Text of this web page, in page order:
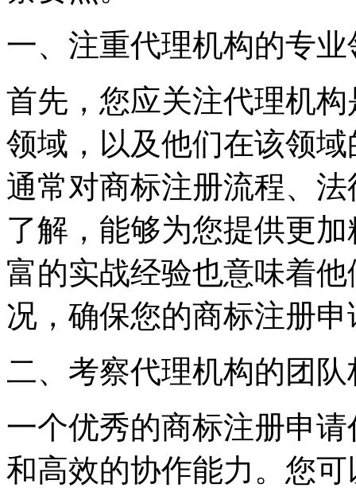
一、注重代理机构的专
首先，您应关注代理机
领域，以及他们在该领
通常对商标注册流程、
了解，能够为您提供更
富的实战经验也意味着
况，确保您的商标注册
二、考察代理机构的团
一个优秀的商标注册申
和高效的协作能力。您